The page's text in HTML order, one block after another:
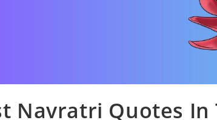
Navratri Quotes In